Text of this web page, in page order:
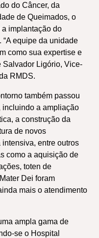
do Câncer, da
de Queimados, o
implantação do
equipe da unidade
como sua expertise e
Salvador Ligório, Vice-
RMDS.
também passou
incluindo a ampliação
a construção da
de novos
entre outros
como a aquisição de
toten de
Dei foram
mais o atendimento
ampla gama de
se o Hospital